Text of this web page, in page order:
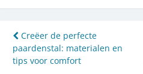
Post
navigation
Creëer de perfecte
paardenstal: materialen en
tips voor comfort